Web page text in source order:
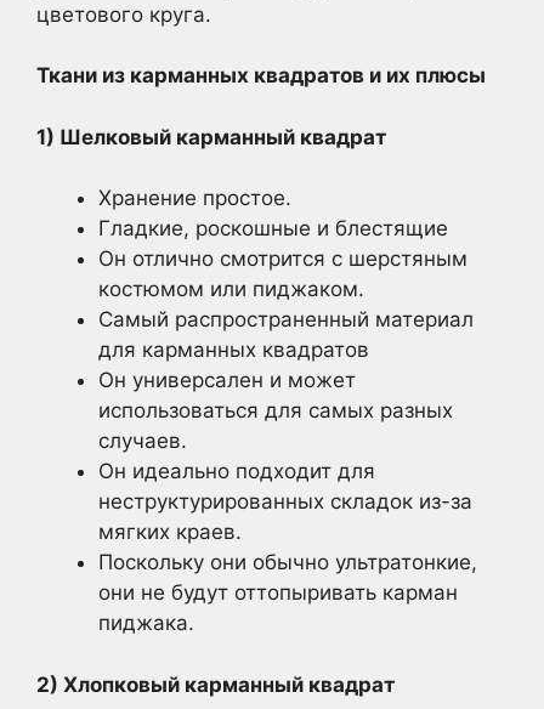
цветового круга.
Ткани из карманных квадратов и их плюсы
1) Шелковый карманный квадрат
Хранение простое.
Гладкие, роскошные и блестящие
Он отлично смотрится с шерстяным
костюмом или пиджаком.
Самый распространенный материал
для карманных квадратов
Он универсален и может
использоваться для самых разных
случаев.
Он идеально подходит для
неструктурированных складок из-за
мягких краев.
Поскольку они обычно ультратонкие,
они не будут оттопыривать карман
пиджака.
2) Хлопковый карманный квадрат